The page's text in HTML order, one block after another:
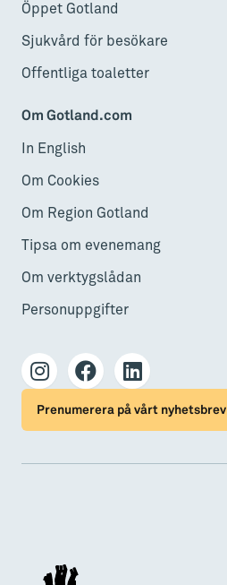
Öppet Gotland
Sjukvård för besökare
Offentliga toaletter
Om Gotland.com
In English
Om Cookies
Om Region Gotland
Tipsa om evenemang
Om verktygslådan
Personuppgifter
Prenumerera på vårt nyhetsbrev